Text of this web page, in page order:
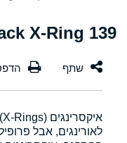
139 NBR 70 Black X-Ring